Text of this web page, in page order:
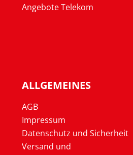
Angebote Telekom
ALLGEMEINES
AGB
Impressum
Datenschutz und Sicherheit
Versand und